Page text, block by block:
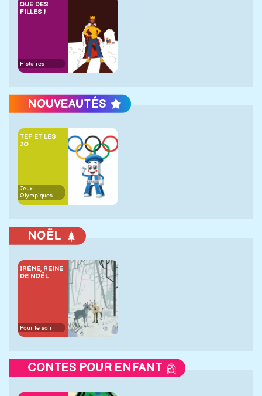
QUE DES
FILLES !
Histoires
NOUVEAUTÉS
TEF ET LES
JO
Jeux
Olympiques
NOËL
IRÈNE, REINE
DE NOËL
Pour le soir
CONTES POUR ENFANT